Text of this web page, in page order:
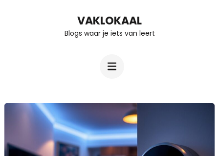
VAKLOKAAL
Blogs waar je iets van leert